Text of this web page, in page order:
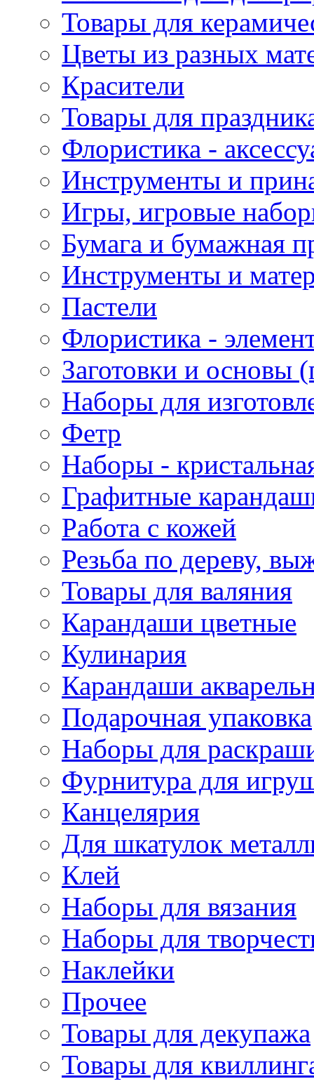
Товары для
Цветы из разных
Красители
Товары для
Флористика -
Инструменты и
Игры, игровые
Бумага и бумажная
Инструменты и
Пастели
Флористика -
Заготовки и основы
Наборы для
Фетр
Наборы -
Графитные
Работа с кожей
Резьба по дереву,
Товары для валяния
Карандаши цветные
Кулинария
Карандаши
Подарочная упаковка
Наборы для
Фурнитура для
Канцелярия
Для шкатулок
Клей
Наборы для вязания
Наборы для
Наклейки
Прочее
Товары для декупажа
Товары для